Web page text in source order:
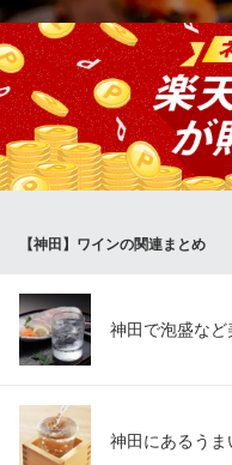
ワイン酒場
ＪＲ神田駅北口・西口 徒
東京都千代田区内神田3-18-8 ホ
ワインは産地にこだわらず
た。お料理だけでなく、お
専属のソムリエやバーテン
気分をお伝えいただければ
や記念日などにぴったりで
神田で四川料理を堪能
東京都千代田区鍛冶町1-6-14 泉
【神田】ワインの関連まとめ
神田で泡盛な
神田にあるうま